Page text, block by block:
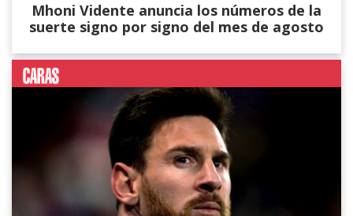
Mhoni Vidente anuncia los números de la
suerte signo por signo del mes de agosto